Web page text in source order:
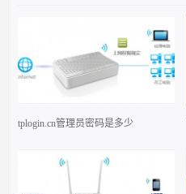
tplogin.cn管理员密码是多少